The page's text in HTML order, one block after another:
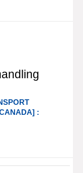
well
preparing
much
could
for t[...]